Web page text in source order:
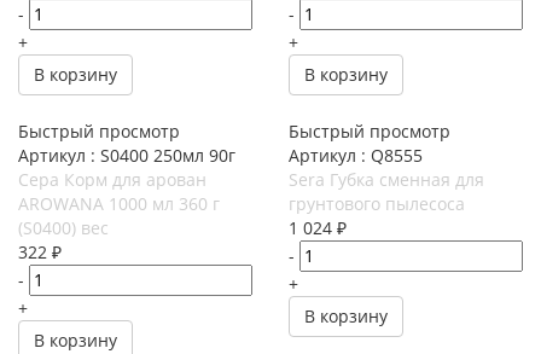
-
+
В корзину
-
+
В корзину
Быстрый просмотр
Артикул : S0400 250мл 90г
Сера Корм для арован
AROWANA 1000 мл 360 г
(S0400) вес
322 ₽
-
+
В корзину
Быстрый просмотр
Артикул : Q8555
Sera Губка сменная для
грунтового пылесоса
1 024 ₽
-
+
В корзину